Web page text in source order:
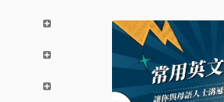
設計應用
健康生活
理財投資